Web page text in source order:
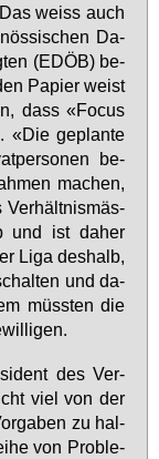
weiss auch
Da­
(EDÖB) be­
Pa­pier weist
dass «Fo­cus
«Die ge­plan­te
be­
ma­chen,
Ver­hält­nis­mäs­
und ist da­her
Li­ga des­halb,
und da­
müss­ten die
des Ver­
viel von der
zu hal­
von Pro­ble­